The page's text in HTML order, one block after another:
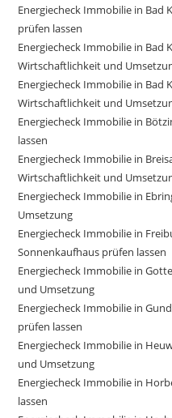
Energiecheck Immobilie in Bad
prüfen lassen
Energiecheck Immobilie in Bad
Wirtschaftlichkeit und
Energiecheck Immobilie in Bad
Wirtschaftlichkeit und
Energiecheck Immobilie in
lassen
Energiecheck Immobilie in
Wirtschaftlichkeit und
Energiecheck Immobilie in
Umsetzung
Energiecheck Immobilie in
Sonnenkaufhaus prüfen lassen
Energiecheck Immobilie in
und Umsetzung
Energiecheck Immobilie in
prüfen lassen
Energiecheck Immobilie in
und Umsetzung
Energiecheck Immobilie in
lassen